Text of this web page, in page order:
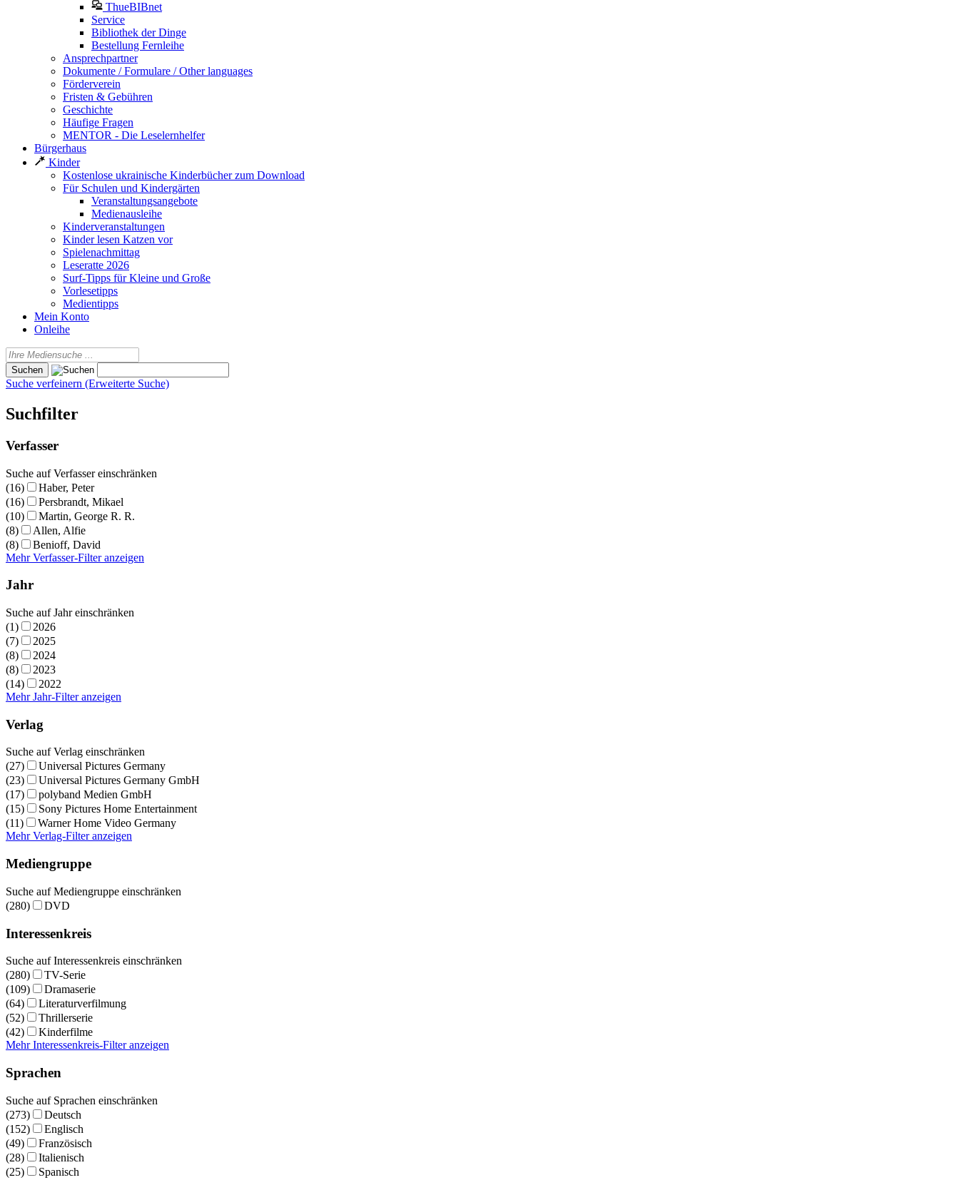
ThueBIBnet
Service
Bibliothek der Dinge
Bestellung Fernleihe
Ansprechpartner
Dokumente / Formulare / Other languages
Förderverein
Fristen & Gebühren
Geschichte
Häufige Fragen
MENTOR - Die Leselernhelfer
Bürgerhaus
Kinder
Kostenlose ukrainische Kinderbücher zum Download
Für Schulen und Kindergärten
Veranstaltungsangebote
Medienausleihe
Kinderveranstaltungen
Kinder lesen Katzen vor
Spielenachmittag
Leseratte 2026
Surf-Tipps für Kleine und Große
Vorlesetipps
Medientipps
Mein Konto
Onleihe
Suche verfeinern (Erweiterte Suche)
Suchfilter
Verfasser
Suche auf Verfasser einschränken
(16)
Haber, Peter
(16)
Persbrandt, Mikael
(10)
Martin, George R. R.
(8)
Allen, Alfie
(8)
Benioff, David
Mehr Verfasser-Filter anzeigen
Jahr
Suche auf Jahr einschränken
(1)
2026
(7)
2025
(8)
2024
(8)
2023
(14)
2022
Mehr Jahr-Filter anzeigen
Verlag
Suche auf Verlag einschränken
(27)
Universal Pictures Germany
(23)
Universal Pictures Germany GmbH
(17)
polyband Medien GmbH
(15)
Sony Pictures Home Entertainment
(11)
Warner Home Video Germany
Mehr Verlag-Filter anzeigen
Mediengruppe
Suche auf Mediengruppe einschränken
(280)
DVD
Interessenkreis
Suche auf Interessenkreis einschränken
(280)
TV-Serie
(109)
Dramaserie
(64)
Literaturverfilmung
(52)
Thrillerserie
(42)
Kinderfilme
Mehr Interessenkreis-Filter anzeigen
Sprachen
Suche auf Sprachen einschränken
(273)
Deutsch
(152)
Englisch
(49)
Französisch
(28)
Italienisch
(25)
Spanisch